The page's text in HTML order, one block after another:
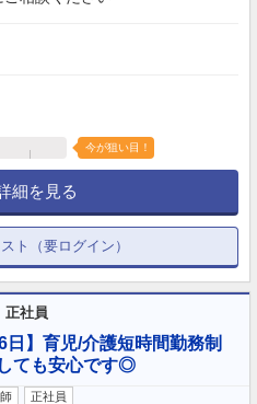
今が狙い目！
細を見る
ト（要ログイン）
正社員
日】育児/介護短時間勤務制
ても安心です◎
正社員